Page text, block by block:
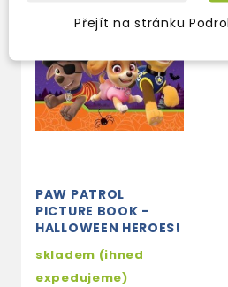
PAW PATROL
PICTURE BOOK -
HALLOWEEN HEROES!
skladem (ihned
expedujeme)
Přejít na stránku